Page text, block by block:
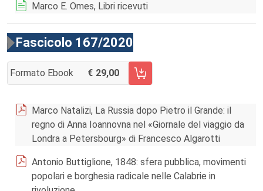
Marco E. Omes, Libri ricevuti
Fascicolo 167/2020
Formato Ebook 29,00
AGGIUNGI AL CARRELLO FASCICOLO 167/2020
Marco Natalizi, La Russia dopo Pietro il Grande: il
regno di Anna Ioannovna nel «Giornale del viaggio da
Londra a Petersbourg» di Francesco Algarotti
Antonio Buttiglione, 1848: sfera pubblica, movimenti
popolari e borghesia radicale nelle Calabrie in